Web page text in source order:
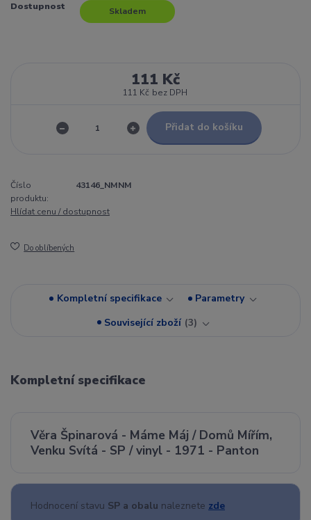
Dostupnost Skladem
111 Kč
111 Kč bez DPH
Přidat do košíku
Číslo
produktu:
43146_NMNM
Hlídat cenu / dostupnost
Do oblíbených
Kompletní specifikace
Parametry
Související zboží 3
Kompletní specifikace
Věra Špinarová - Máme Máj / Domů Mířím,
Venku Svítá - SP / vinyl - 1971 - Panton
Hodnocení stavu SP a obalu naleznete zde